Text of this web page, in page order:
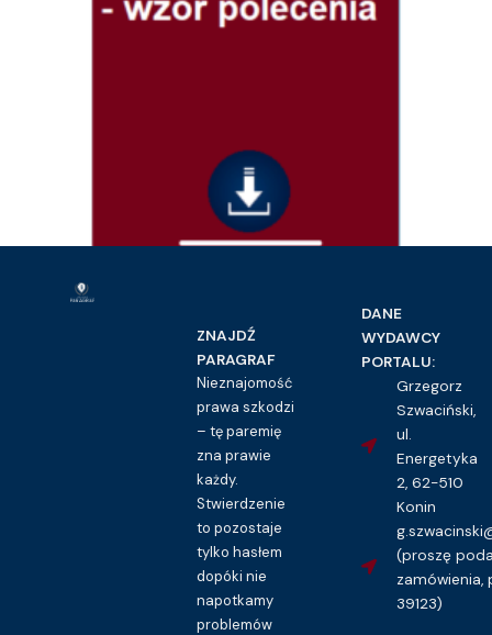
16.00
Kupuję dostęp do wzoru pisma
ZNAJDŹ
PARAGRAF
Nieznajomość
prawa szkodzi
– tę paremię
zna prawie
każdy.
Stwierdzenie
to pozostaje
tylko hasłem
dopóki nie
napotkamy
problemów
DANE
WYDAWCY
PORTALU:
Grzegorz
Szwaciński,
ul.
Energetyka
2, 62-510
Konin
(proszę
zamówienia,
39123)